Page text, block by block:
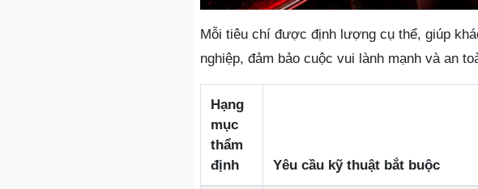
Mỗi tiêu chí được định lượng cụ thể, giúp
nghiệp, đảm bảo cuộc vui lành mạnh và an
Hạng
mục
thẩm
định
Yêu cầu kỹ thuật bắt buộc